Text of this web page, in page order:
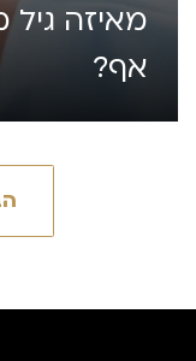
מאיזה גיל
אף?